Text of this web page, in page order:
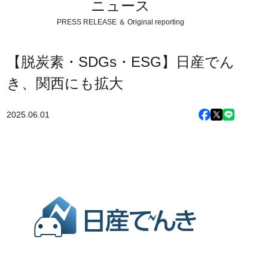
ニュース
PRESS RELEASE ＆ Original reporting
【脱炭素・SDGs・ESG】日産でん
き、関西にも拡大
2025.06.01